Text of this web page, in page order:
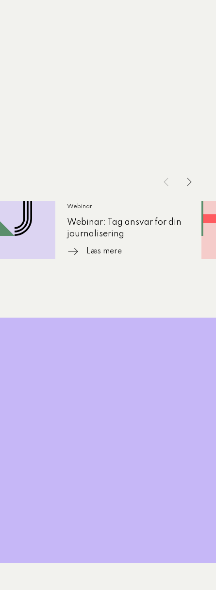
Webinar
Webinar: Tag ansvar for din
journalisering
Læs mere